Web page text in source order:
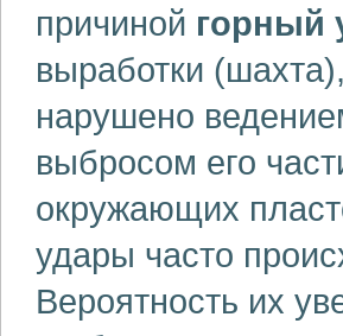
причиной горный
выработки
нарушено
выбросом его
окружающих
удары часто
Вероятность их